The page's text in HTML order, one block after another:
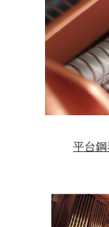
平台